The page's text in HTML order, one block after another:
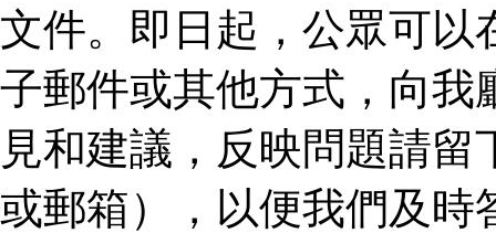
文件。即日起，公眾可以
子郵件或其他方式，向我
見和建議，反映問題請
或郵箱），以便我們及時